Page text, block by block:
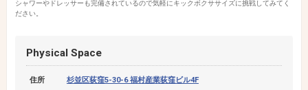
シャワーやドレッサーも完備されているので気軽にキックボクササイズに挑戦してみてく
ださい。
Physical Space
住所
杉並区荻窪5-30-6 福村産業荻窪ビル4F